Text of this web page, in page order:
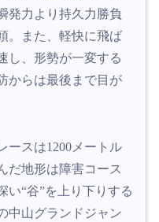
発力より持久力勝負
。また、軽快に飛ば
し、形勢が一変する
からは最後まで目が
ースは1200メートル
だ地形は障害コース
い“谷”を上り下りする
中山グランドジャン